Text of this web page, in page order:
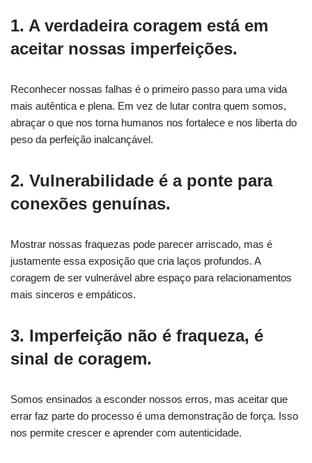
1. A verdadeira coragem está em
aceitar nossas imperfeições.
Reconhecer nossas falhas é o primeiro passo para uma vida
mais autêntica e plena. Em vez de lutar contra quem somos,
abraçar o que nos torna humanos nos fortalece e nos liberta do
peso da perfeição inalcançável.
2. Vulnerabilidade é a ponte para
conexões genuínas.
Mostrar nossas fraquezas pode parecer arriscado, mas é
justamente essa exposição que cria laços profundos. A
coragem de ser vulnerável abre espaço para relacionamentos
mais sinceros e empáticos.
3. Imperfeição não é fraqueza, é
sinal de coragem.
Somos ensinados a esconder nossos erros, mas aceitar que
errar faz parte do processo é uma demonstração de força. Isso
nos permite crescer e aprender com autenticidade.